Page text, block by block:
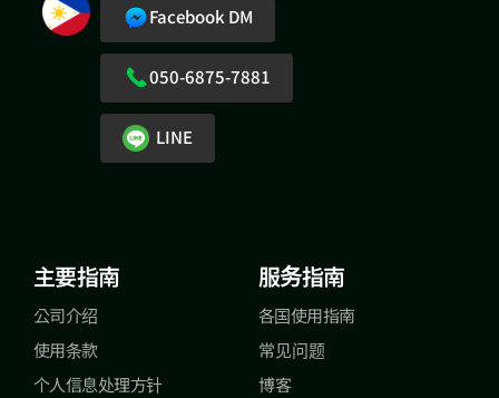
Facebook DM
050-6875-7881
LINE
主要指南
公司介绍
使用条款
个人信息处理方针
服务指南
各国使用指南
常见问题
博客